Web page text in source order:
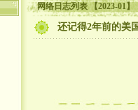
网络日志列表 【2023-01】
还记得2年前的美